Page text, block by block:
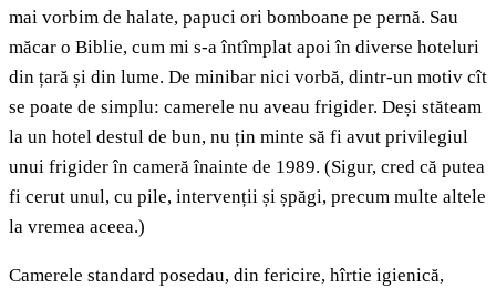
mai vorbim de halate, papuci ori bomboane pe pernă. Sau
măcar o Biblie, cum mi s-a întîmplat apoi în diverse hoteluri
din țară și din lume. De minibar nici vorbă, dintr-un motiv cît
se poate de simplu: camerele nu aveau frigider. Deși stăteam
la un hotel destul de bun, nu țin minte să fi avut privilegiul
unui frigider în cameră înainte de 1989. (Sigur, cred că putea
fi cerut unul, cu pile, intervenții și șpăgi, precum multe altele
la vremea aceea.)
Camerele standard posedau, din fericire, hîrtie igienică,